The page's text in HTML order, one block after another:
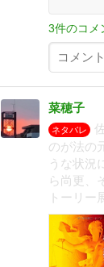
3件のコメ
菜穂子
ネタバレ
のが法の
うな状況
ら尚更、
トーリー